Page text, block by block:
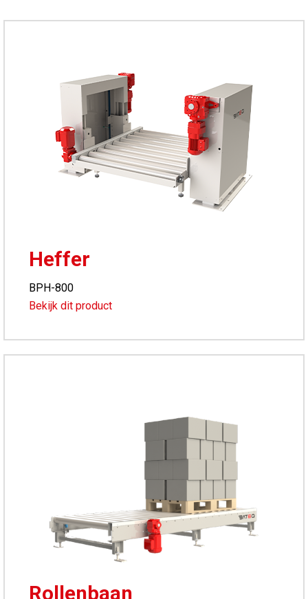
Heffer
BPH-800
Bekijk dit product
Rollenbaan